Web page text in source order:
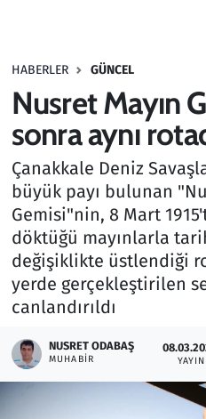
HABERLER GÜNCEL
Nusret Mayın
sonra aynı
Çanakkale Deniz
büyük payı bulunan
Gemisi"nin, 8 Mart
döktüğü mayınlarla
değişiklikte üstlendiği
yerde gerçekleştirilen
canlandırıldı
NUSRET ODABAŞ
MUHABIR
Haber
Kurumsal Haberler
Lezzet Durağı
Memur ve Kamu
Otomobil
Oyun